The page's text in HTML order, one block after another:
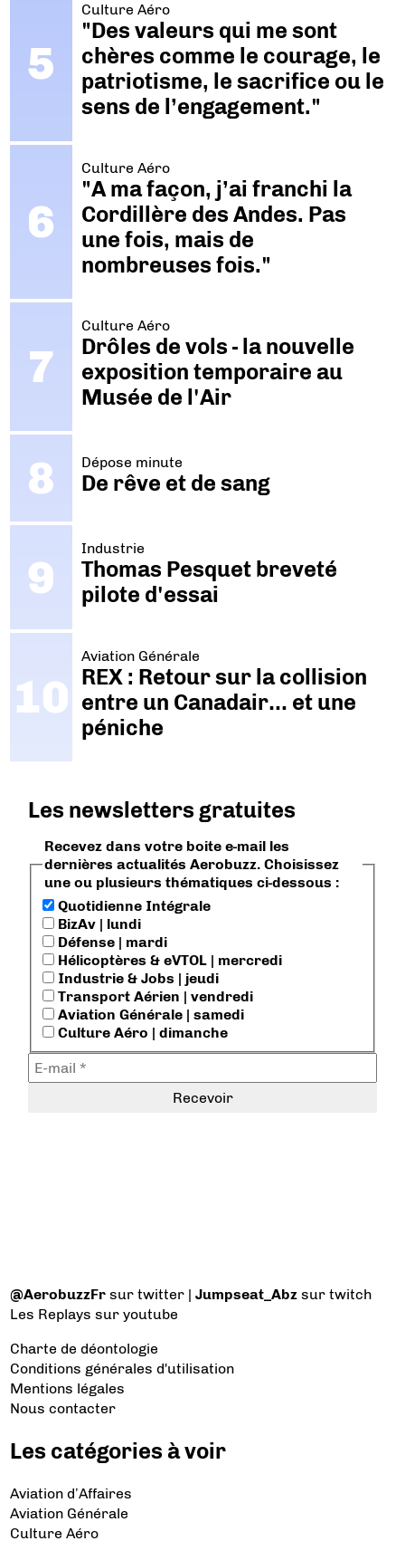
Culture Aéro
"Des valeurs qui me sont
chères comme le courage, le
patriotisme, le sacrifice ou le
sens de l’engagement."
Culture Aéro
"A ma façon, j’ai franchi la
Cordillère des Andes. Pas
une fois, mais de
nombreuses fois."
Culture Aéro
Drôles de vols - la nouvelle
exposition temporaire au
Musée de l'Air
Dépose minute
De rêve et de sang
Industrie
Thomas Pesquet breveté
pilote d'essai
Aviation Générale
REX : Retour sur la collision
entre un Canadair… et une
péniche
Les newsletters gratuites
Recevez dans votre boite e-mail les
dernières actualités Aerobuzz. Choisissez
une ou plusieurs thématiques ci-dessous :
Quotidienne Intégrale
BizAv | lundi
Défense | mardi
Hélicoptères & eVTOL | mercredi
Industrie & Jobs | jeudi
Transport Aérien | vendredi
Aviation Générale | samedi
Culture Aéro | dimanche
@AerobuzzFr sur twitter |Jumpseat_Abz sur twitch
Les Replays sur youtube
Charte de déontologie
Conditions générales d'utilisation
Mentions légales
Nous contacter
Les catégories à voir
Aviation d’Affaires
Aviation Générale
Culture Aéro